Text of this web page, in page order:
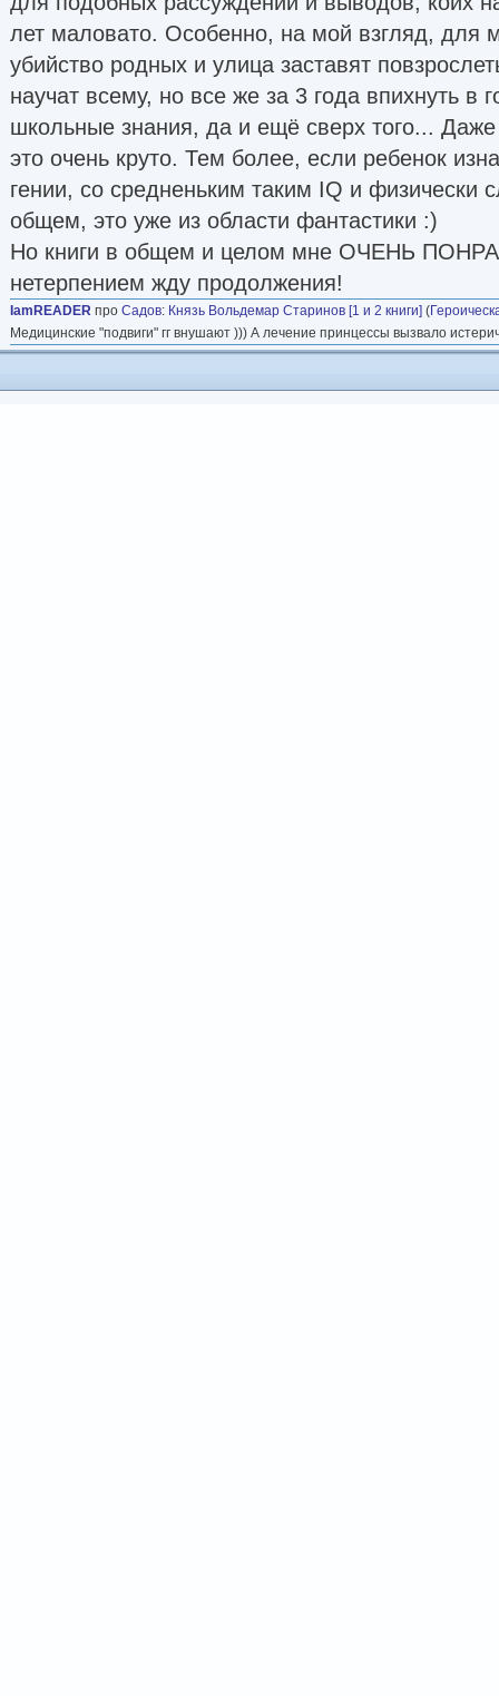
лет маловато. Особенно, на мой взгляд, для
убийство родных и улица заставят
научат всему, но все же за 3 года впихнуть в
школьные знания, да и ещё сверх того...
это очень круто. Тем более, если ребенок
гении, со средненьким таким IQ и физически
общем, это уже из области фантастики :)
Но книги в общем и целом мне ОЧЕНЬ
нетерпением жду продолжения!
IamREADER про Садов: Князь Вольдемар Старинов [1 и 2 книги] (
Медицинские "подвиги" гг внушают ))) А лечение принцессы вызвало